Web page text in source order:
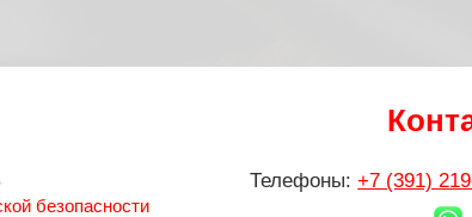
безопасности
Телефоны:+7 (391)